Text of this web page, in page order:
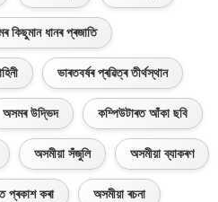
কিছুমান ধানৰ প্ৰজাতি
ভাৰতবৰ্ষৰ প্ৰৱিত্ৰ তীৰ্থস্থান
অসমৰ উদ্ভিদ কম্পিউটাৰত আঁকা ছবি
অসমীয়া সঁজুলি অসমীয়া ব্যাকৰণ
প্ৰকাশ কৰা অসমীয়া ৰচনা